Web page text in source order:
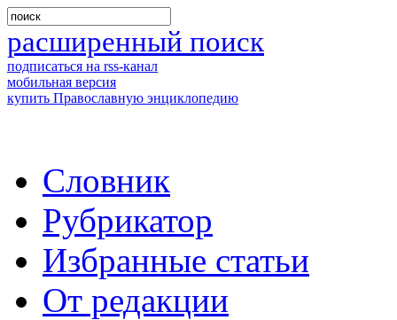
расширенный поиск
подписаться на rss-канал
мобильная версия
купить Православную энциклопедию
Словник
Рубрикатор
Избранные статьи
От редакции